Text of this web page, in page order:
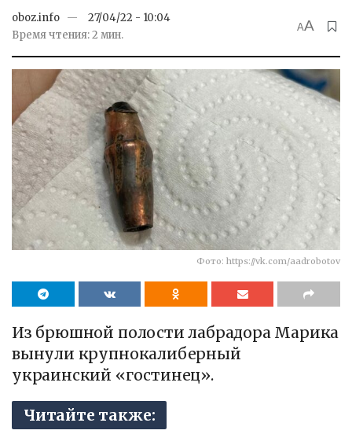
oboz.info
27/04/22 - 10:04
Время чтения: 2 мин.
AA
Фото: https://vk.com/aadrobotov
Из брюшной полости лабрадора Марика
вынули крупнокалиберный
украинский «гостинец».
Читайте также: